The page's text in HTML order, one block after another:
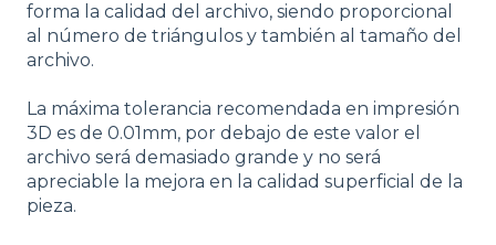
forma la calidad del archivo, siendo proporcional
al número de triángulos y también al tamaño del
archivo.
La máxima tolerancia recomendada en impresión
3D es de 0.01mm, por debajo de este valor el
archivo será demasiado grande y no será
apreciable la mejora en la calidad superficial de la
pieza.